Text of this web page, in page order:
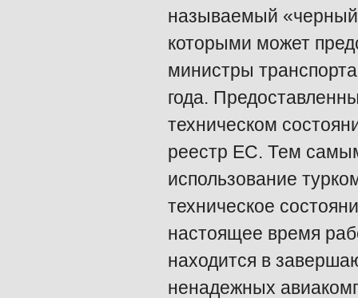
называемый «черный
которыми может
министры
года.
техническом
реестр ЕС. Тем
использование
техническое
настоящее время
находится в
ненадежных